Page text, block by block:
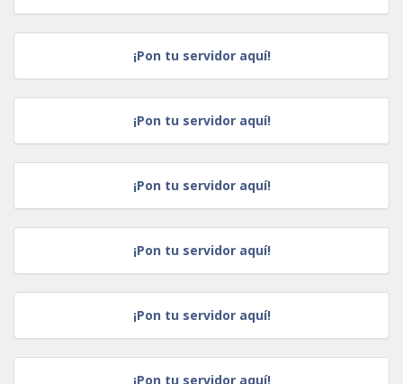
¡Pon tu servidor aquí!
¡Pon tu servidor aquí!
¡Pon tu servidor aquí!
¡Pon tu servidor aquí!
¡Pon tu servidor aquí!
¡Pon tu servidor aquí!